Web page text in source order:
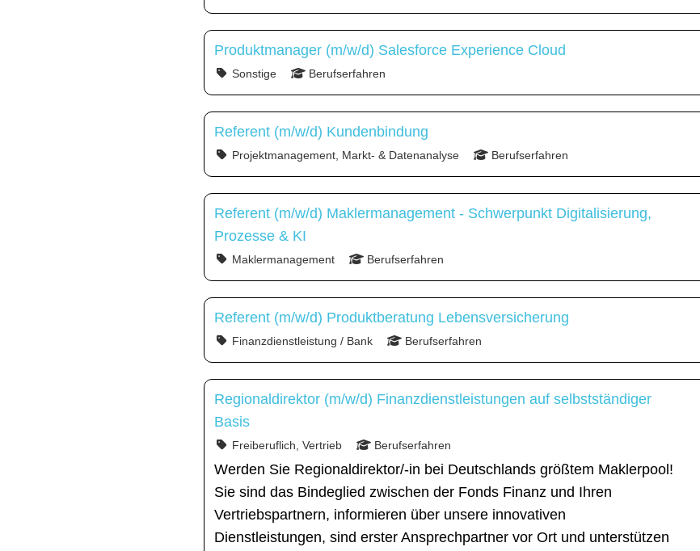
Produktmanager (m/w/d) Salesforce Experience Cloud
Sonstige Berufserfahren
Referent (m/w/d) Kundenbindung
Projektmanagement, Markt- & Datenanalyse Berufserfahren
Referent (m/w/d) Maklermanagement - Schwerpunkt Digitalisierung,
Prozesse & KI
Maklermanagement Berufserfahren
Referent (m/w/d) Produktberatung Lebensversicherung
Finanzdienstleistung / Bank Berufserfahren
Regionaldirektor (m/w/d) Finanzdienstleistungen auf selbstständiger
Basis
Freiberuflich, Vertrieb Berufserfahren
Werden Sie Regionaldirektor/-in bei Deutschlands größtem Maklerpool!
Sie sind das Bindeglied zwischen der Fonds Finanz und Ihren
Vertriebspartnern, informieren über unsere innovativen
Dienstleistungen, sind erster Ansprechpartner vor Ort und unterstützen